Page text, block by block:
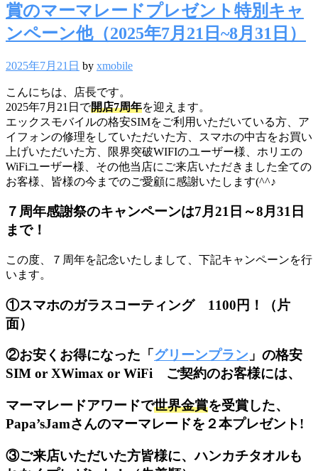
賞のマーマレードプレゼント特別キャ
ンペーン他（2025年7月21日~8月31日）
2025年7月21日 by xmobile
こんにちは、店長です。
2025年7月21日で開店7周年を迎えます。
エックスモバイルの格安SIMをご利用いただいている方、ア
イフォンの修理をしていただいた方、スマホの中古をお買い
上げいただいた方、限界突破WIFIのユーザー様、ホリエの
WiFiユーザー様、その他当店にご来店いただきました全ての
お客様、皆様の今までのご愛顧に感謝いたします(^^♪
７周年感謝祭のキャンペーンは7月21日～8月31日
まで！
この度、７周年を記念いたしまして、下記キャンペーンを行
います。
①スマホのガラスコーティング 1100円！（片
面）
②お安くお得になった「 グリーンプラン 」の格安
SIM or XWimax or WiFi ご契約のお客様には、
マーマレードアワードで世界金賞を受賞した、
Papa’sJamさんのマーマレードを２本プレゼント!
③ご来店いただいた方皆様に、ハンカチタオルも